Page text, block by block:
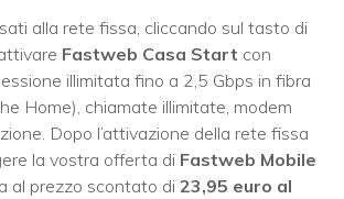
alla rete fissa, cliccando sul tasto di
Fastweb Casa Start con
illimitata fino a 2,5 Gbps in fibra
Home), chiamate illimitate, modem
Dopo l’attivazione della rete fissa
la vostra offerta di Fastweb Mobile
al prezzo scontato di 23,95 euro al